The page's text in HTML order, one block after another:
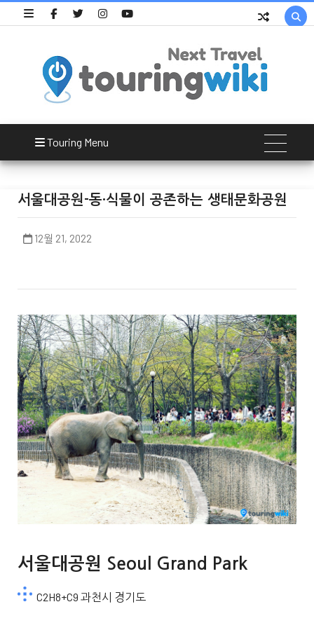

Touring Menu
서울대공원-동·식물이 공존하는 생태문화공원
12월 21, 2022
서울대공원 Seoul Grand Park
C2H8+C9 과천시 경기도